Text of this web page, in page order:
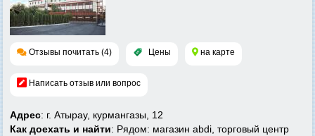
Отзывы почитать (4) Цены на карте
Написать отзыв или вопрос
Адрес: г. Атырау, курмангазы, 12
Как доехать и найти: Рядом: магазин abdi, торговый центр